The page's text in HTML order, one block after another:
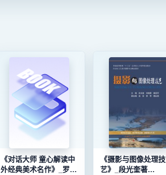
《对话大师 童心解读中
外经典美术名作》_罗彦
《摄影与图像处理技
艺》_段光奎著